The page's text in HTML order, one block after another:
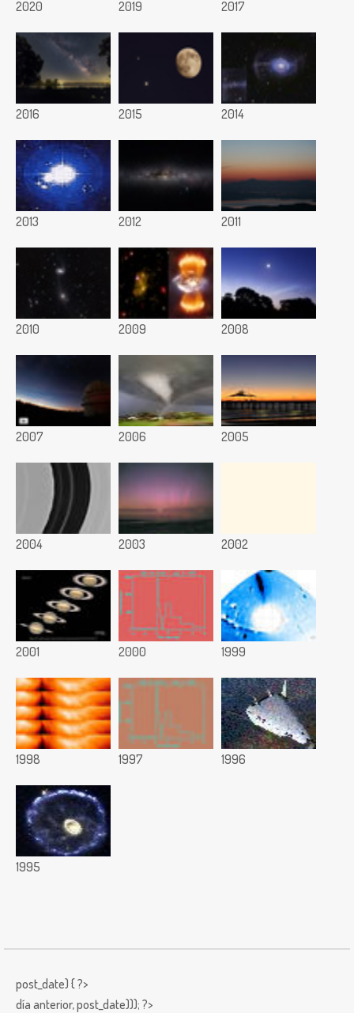
2020 2019 2017
2016 2015 2014
2013 2012 2011
2010 2009 2008
2007 2006 2005
2004 2003 2002
2001 2000 1999
1998 1997 1996
1995
post_date) { ?>
día anterior,post_date))); ?>